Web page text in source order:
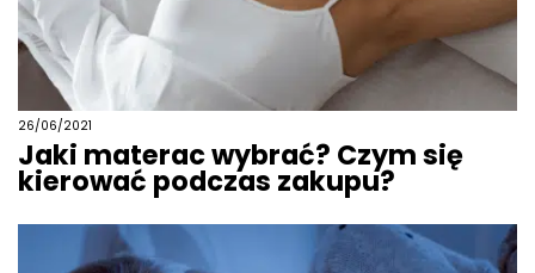
26/06/2021
Jaki materac wybrać? Czym się
kierować podczas zakupu?